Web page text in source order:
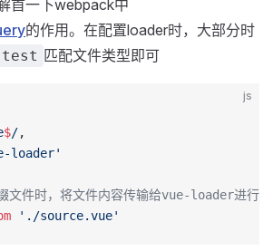
首一下webpack中
的作用。在配置loader时，大部分时
test 匹配文件类型即可
js
$/,
loader'
文件时，将文件内容传输给vue-loader进行
'./source.vue'